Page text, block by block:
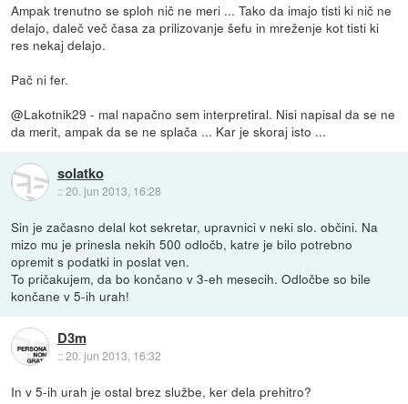
Ampak trenutno se sploh nič ne meri ... Tako da imajo tisti ki nič ne
delajo, daleč več časa za prilizovanje šefu in mreženje kot tisti ki
res nekaj delajo.
Pač ni fer.
@Lakotnik29 - mal napačno sem interpretiral. Nisi napisal da se ne
da merit, ampak da se ne splača ... Kar je skoraj isto ...
solatko
::20. jun 2013, 16:28
Sin je začasno delal kot sekretar, upravnici v neki slo. občini. Na
mizo mu je prinesla nekih 500 odločb, katre je bilo potrebno
opremit s podatki in poslat ven.
To pričakujem, da bo končano v 3-eh mesecih. Odločbe so bile
končane v 5-ih urah!
D3m
::20. jun 2013, 16:32
In v 5-ih urah je ostal brez službe, ker dela prehitro?